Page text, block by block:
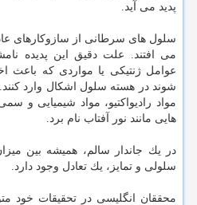
پدید می آید.
سلول های سرطانی از سازوكارهای
می افتند. علت دقیق این پدیده
عوامل ژنتیكی یا مواردی كه باعث
شوند در هسته سلول اشكال وارد
مواد رادیواكتیو، مواد شیمیایی و
هایی مانند نور آفتاب نام برد.
در یك جاندار سالم، همیشه بین
سلولی و تمایز، یك تعادل وجود دارد.
محققان انگلیسی در تحقیقات خود